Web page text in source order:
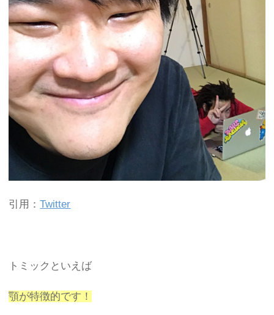
引用：Twitter
トミックといえば
顎が特徴的です！